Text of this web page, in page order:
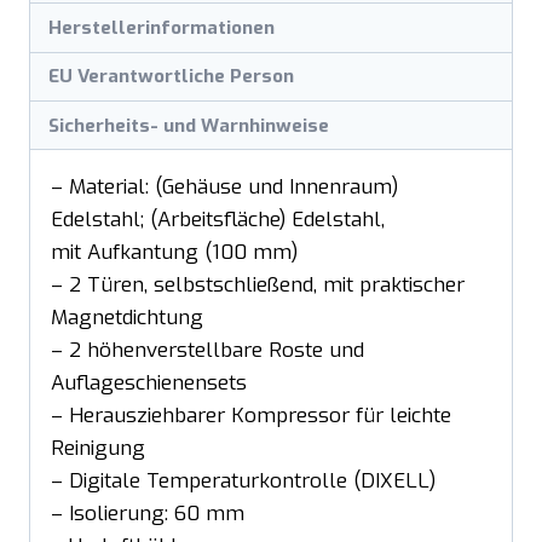
Herstellerinformationen
EU Verantwortliche Person
Sicherheits- und Warnhinweise
– Material: (Gehäuse und Innenraum)
Edelstahl; (Arbeitsfläche) Edelstahl,
mit Aufkantung (100 mm)
– 2 Türen, selbstschließend, mit praktischer
Magnetdichtung
– 2 höhenverstellbare Roste und
Auflageschienensets
– Herausziehbarer Kompressor für leichte
Reinigung
– Digitale Temperaturkontrolle (DIXELL)
– Isolierung: 60 mm